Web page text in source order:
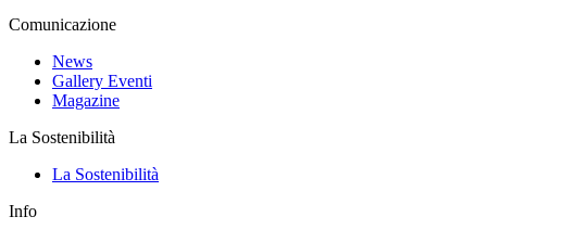
Comunicazione
News
Gallery Eventi
Magazine
La Sostenibilità
La Sostenibilità
Info